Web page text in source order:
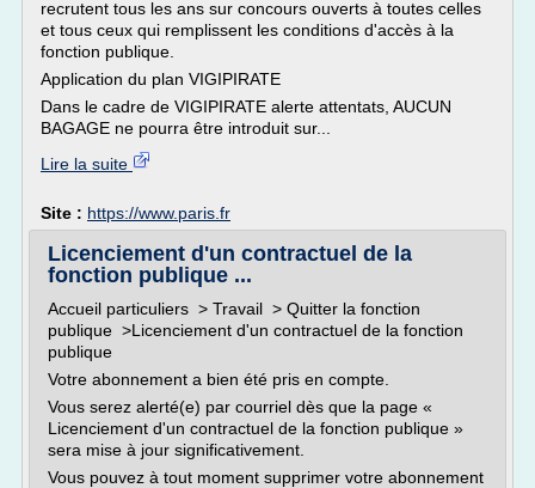
recrutent tous les ans sur concours ouverts à toutes celles
et tous ceux qui remplissent les conditions d'accès à la
fonction publique.
Application du plan VIGIPIRATE
Dans le cadre de VIGIPIRATE alerte attentats, AUCUN
BAGAGE ne pourra être introduit sur...
Lire la suite
Site : https://www.paris.fr
Licenciement d'un contractuel de la
fonction publique ...
Accueil particuliers > Travail > Quitter la fonction
publique >Licenciement d'un contractuel de la fonction
publique
Votre abonnement a bien été pris en compte.
Vous serez alerté(e) par courriel dès que la page «
Licenciement d'un contractuel de la fonction publique »
sera mise à jour significativement.
Vous pouvez à tout moment supprimer votre abonnement